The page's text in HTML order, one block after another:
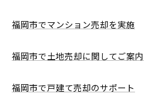
福岡市でマンション売却を実施
福岡市で土地売却に関してご案内
福岡市で戸建て売却のサポート